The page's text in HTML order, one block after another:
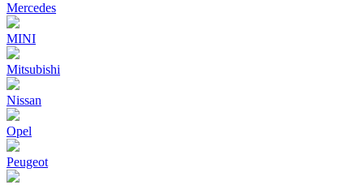
Mercedes
MINI
Mitsubishi
Nissan
Opel
Peugeot